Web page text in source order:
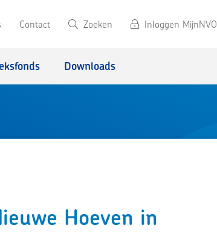
Contact Zoeken Inloggen MijnNVO
Downloads
Hoeven in